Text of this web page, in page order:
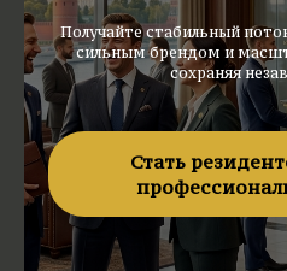
Получайте стабильный
сильным брендом и
сохраняя
Стать